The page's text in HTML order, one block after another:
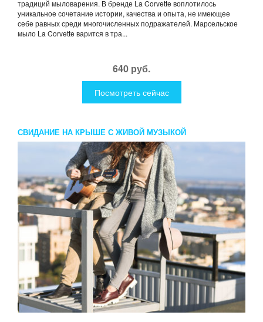
традиций мыловарения. В бренде La Corvette воплотилось
уникальное сочетание истории, качества и опыта, не имеющее
себе равных среди многочисленных подражателей. Марсельское
мыло La Corvette варится в тра...
640 руб.
Посмотреть сейчас
СВИДАНИЕ НА КРЫШЕ С ЖИВОЙ МУЗЫКОЙ